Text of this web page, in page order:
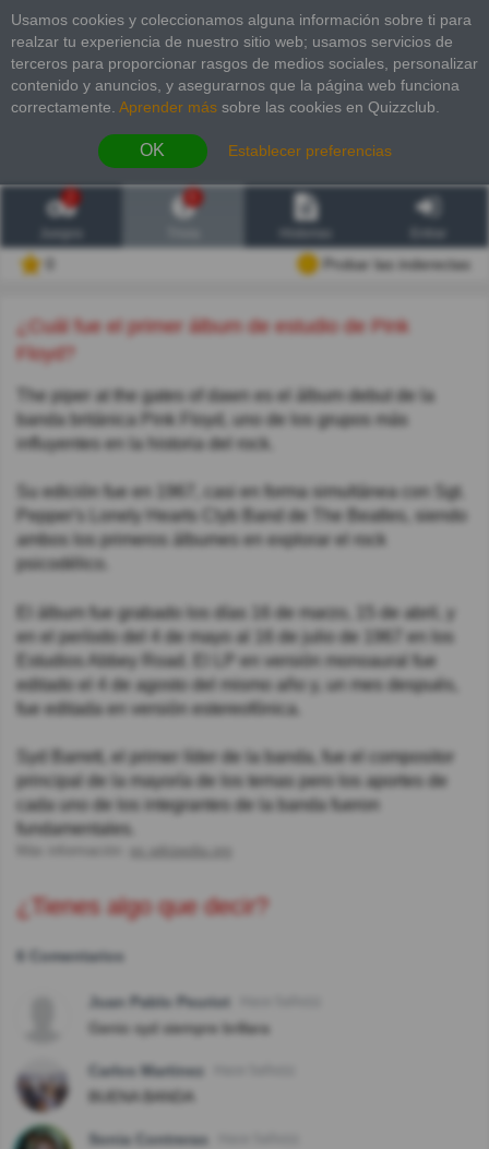
Usamos cookies y coleccionamos alguna información sobre ti para
realzar tu experiencia de nuestro sitio web; usamos servicios de
terceros para proporcionar rasgos de medios sociales, personalizar
contenido y anuncios, y asegurarnos que la página web funciona
correctamente. Aprender más sobre las cookies en Quizzclub.
OK Establecer preferencias
2
Probar las inderectas
¿Cuál fue el primer álbum de estudio de Pink
Floyd?
The piper at the gates of dawn es el álbum debut de la
banda británica Pink Floyd, uno de los grupos más
influyentes en la historia del rock.
Su edición fue en 1967, casi en forma simultánea con Sgt.
Pepper's Lonely Hearts Clyb Band de The Beatles, siendo
ambos los primeros álbumes en explorar el rock
psicodélico.
El álbum fue grabado los días 16 de marzo, 15 de abril, y
en el período del 4 de mayo al 16 de julio de 1967 en los
Estudios Abbey Road. El LP en versión monoaural fue
editado el 4 de agosto del mismo año y, un mes después,
fue editada en versión estereofónica.
Syd Barrett, el primer líder de la banda, fue el compositor
principal de la mayoría de los temas pero los aportes de
cada uno de los integrantes de la banda fueron
fundamentales.
¿Tienes algo que decir?
6 Comentarios
Juan Pablo Peuriot
Genio syd siempre brillara
Carlos Martinez
BUENA BANDA
Sonia Contreras